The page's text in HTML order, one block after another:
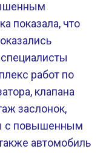
показала, что
работ по
клапана
заслонок,
с повышенным
автомобиль